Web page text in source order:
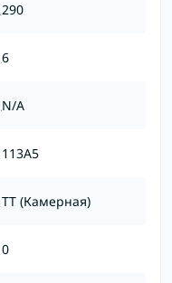
290
6
N/A
113A5
TT (Камерная)
0